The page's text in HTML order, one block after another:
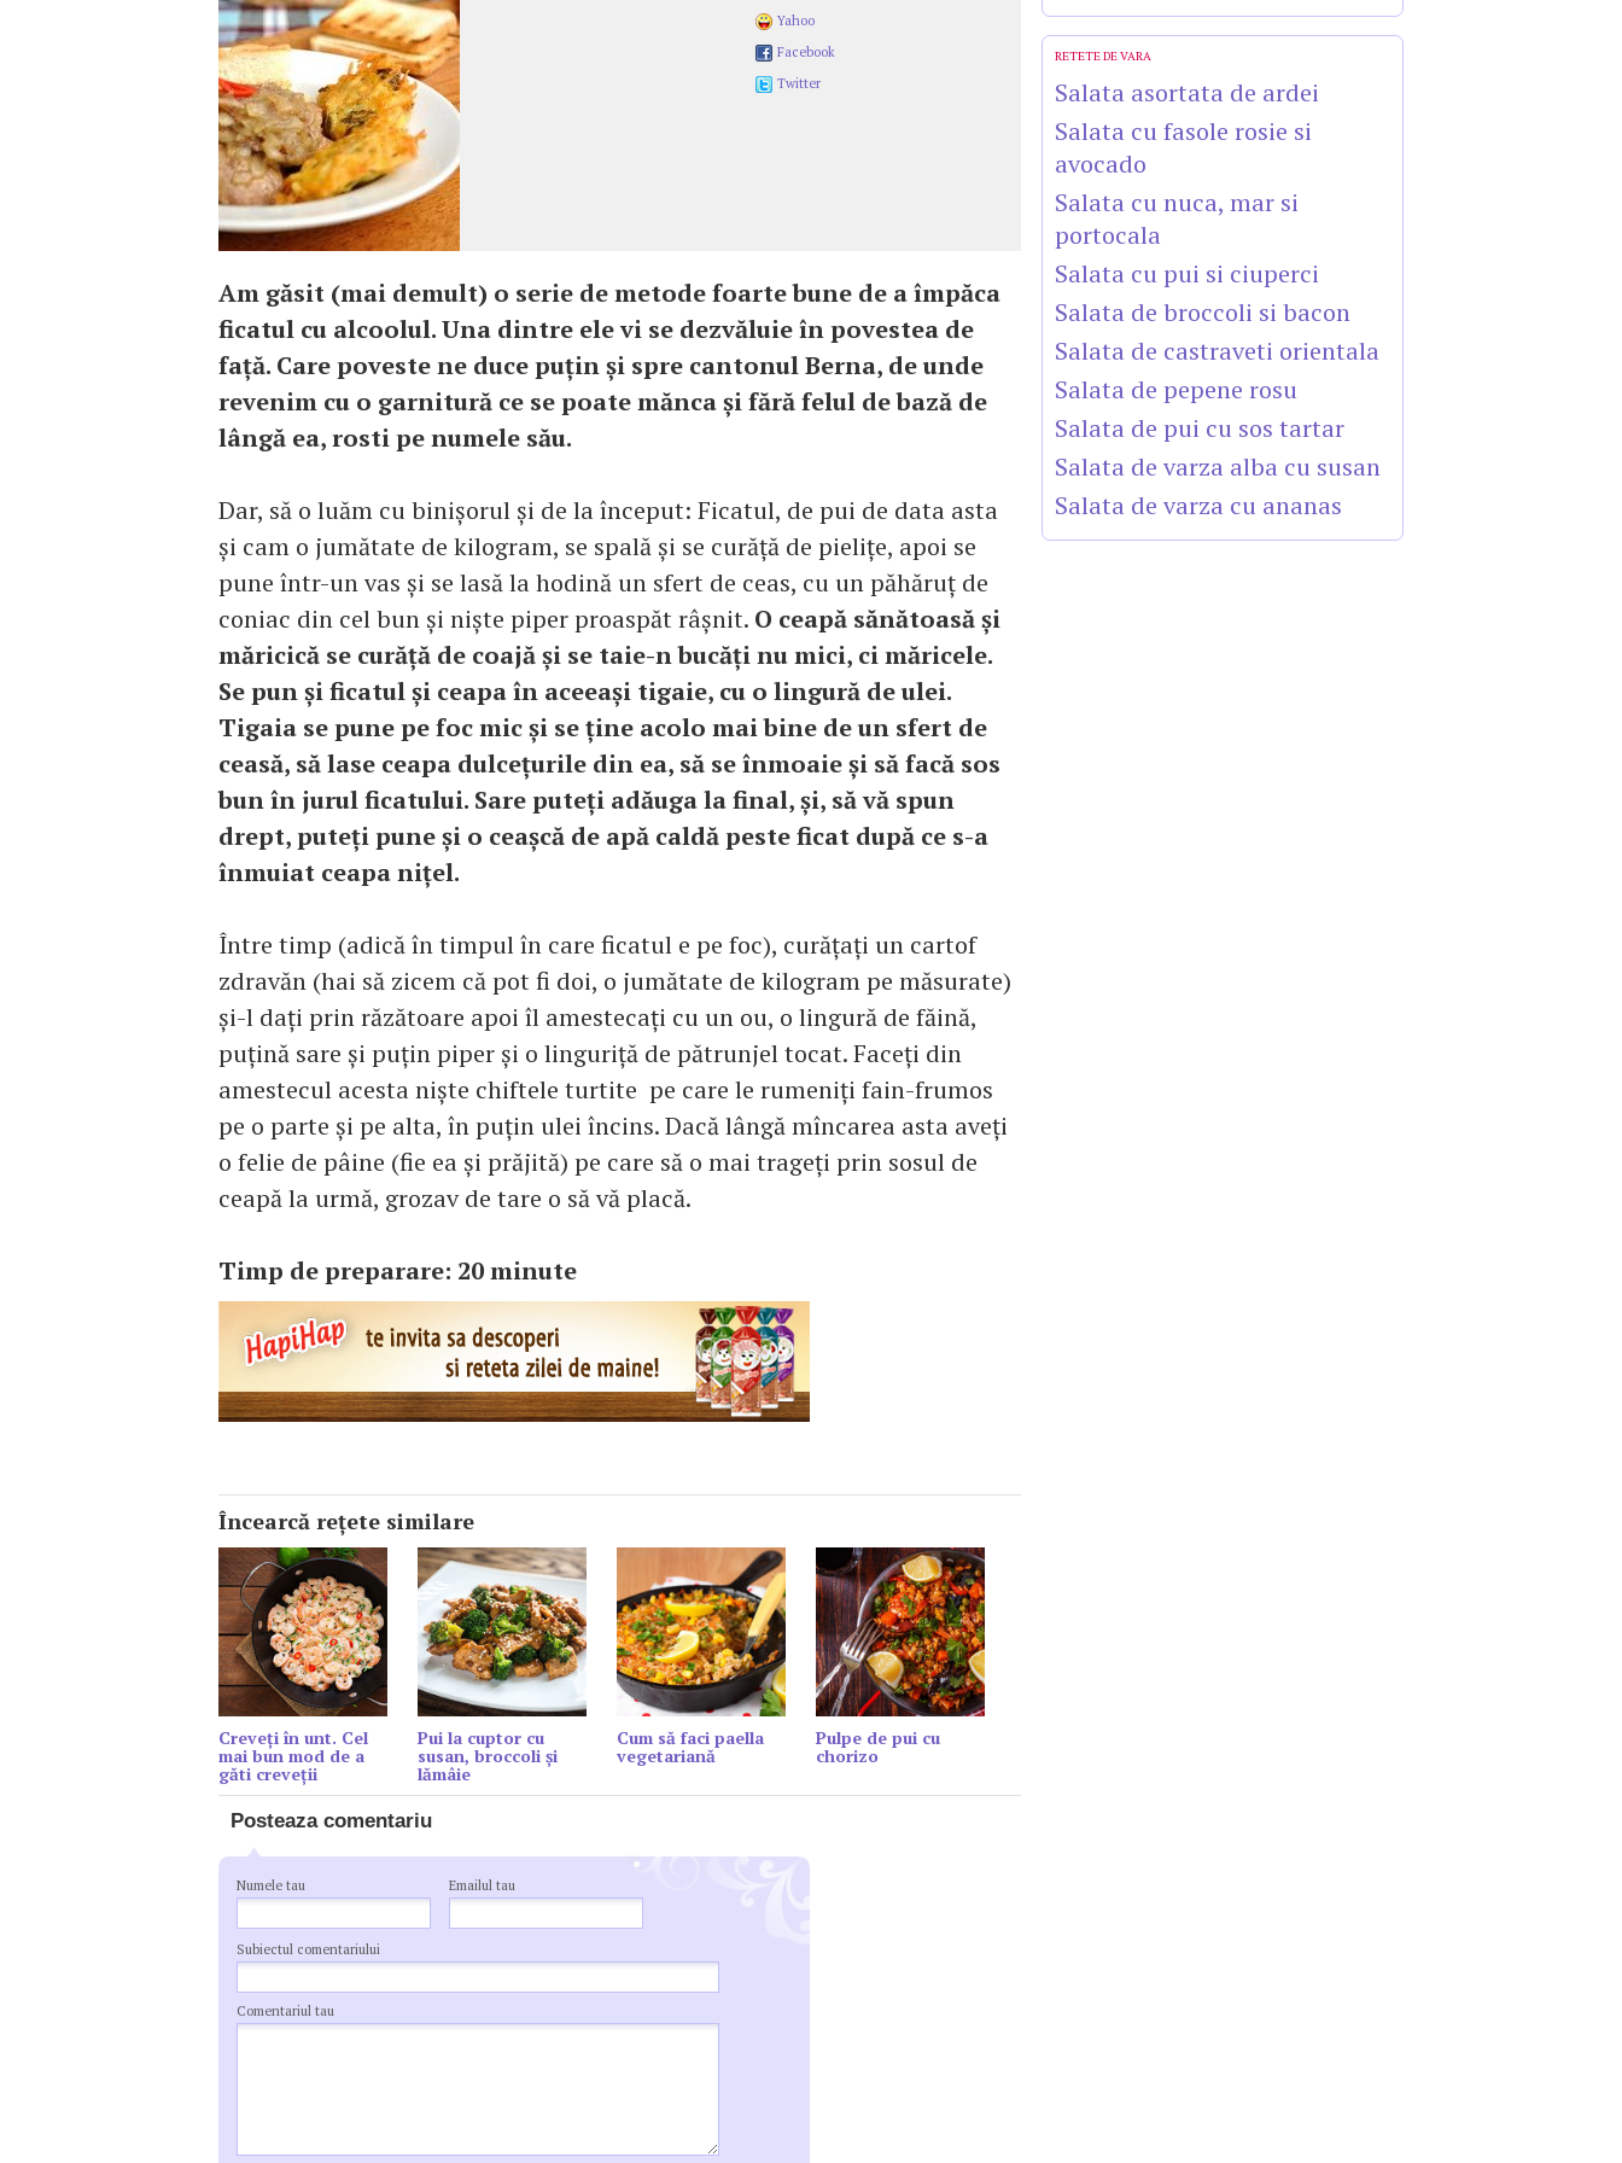
Yahoo
Facebook
Twitter
Am găsit (mai demult) o serie de metode foarte bune de a împăca
ficatul cu alcoolul. Una dintre ele vi se dezvăluie în povestea de
faţă. Care poveste ne duce puţin şi spre cantonul Berna, de unde
revenim cu o garnitură ce se poate mănca şi fără felul de bază de
lângă ea, rosti pe numele său.
Dar, să o luăm cu binişorul şi de la început: Ficatul, de pui de data asta
şi cam o jumătate de kilogram, se spală şi se curăţă de pieliţe, apoi se
pune într-un vas şi se lasă la hodină un sfert de ceas, cu un păhăruţ de
coniac din cel bun şi nişte piper proaspăt râşnit. O ceapă sănătoasă şi
măricică se curăţă de coajă şi se taie-n bucăţi nu mici, ci măricele.
Se pun şi ficatul şi ceapa în aceeaşi tigaie, cu o lingură de ulei.
Tigaia se pune pe foc mic şi se ţine acolo mai bine de un sfert de
ceasă, să lase ceapa dulceţurile din ea, să se înmoaie şi să facă sos
bun în jurul ficatului. Sare puteţi adăuga la final, şi, să vă spun
drept, puteţi pune şi o ceaşcă de apă caldă peste ficat după ce s-a
înmuiat ceapa niţel.
Între timp (adică în timpul în care ficatul e pe foc), curăţaţi un cartof
zdravăn (hai să zicem că pot fi doi, o jumătate de kilogram pe măsurate)
şi-l daţi prin răzătoare apoi îl amestecaţi cu un ou, o lingură de făină,
puţină sare şi puţin piper şi o linguriţă de pătrunjel tocat. Faceţi din
amestecul acesta nişte chiftele turtite pe care le rumeniţi fain-frumos
pe o parte şi pe alta, în puţin ulei încins. Dacă lângă mîncarea asta aveţi
o felie de pâine (fie ea şi prăjită) pe care să o mai trageţi prin sosul de
ceapă la urmă, grozav de tare o să vă placă.
Timp de preparare: 20 minute
Încearcă reţete similare
Creveți în unt. Cel
mai bun mod de a
găti creveții
Pui la cuptor cu
susan, broccoli și
lămâie
Cum să faci paella
vegetariană
Pulpe de pui cu
chorizo
Posteaza comentariu
Numele tau Emailul tau
Subiectul comentariului
Comentariul tau
RETETE DE VARA
Salata asortata de ardei
Salata cu fasole rosie si
avocado
Salata cu nuca, mar si
portocala
Salata cu pui si ciuperci
Salata de broccoli si bacon
Salata de castraveti orientala
Salata de pepene rosu
Salata de pui cu sos tartar
Salata de varza alba cu susan
Salata de varza cu ananas